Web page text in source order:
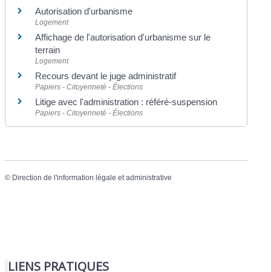
Autorisation d'urbanisme
Logement
Affichage de l'autorisation d'urbanisme sur le
terrain
Logement
Recours devant le juge administratif
Papiers - Citoyenneté - Élections
Litige avec l'administration : référé-suspension
Papiers - Citoyenneté - Élections
© Direction de l'information légale et administrative
LIENS PRATIQUES